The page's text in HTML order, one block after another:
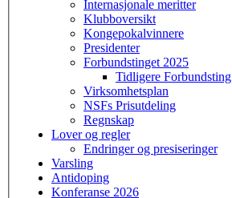
Internasjonale meritter
Klubboversikt
Kongepokalvinnere
Presidenter
Forbundstinget 2025
Tidligere Forbundsting
Virksomhetsplan
NSFs Prisutdeling
Regnskap
Lover og regler
Endringer og presiseringer
Varsling
Antidoping
Konferanse 2026